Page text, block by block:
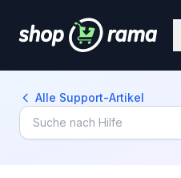
Alle Support-Artikel